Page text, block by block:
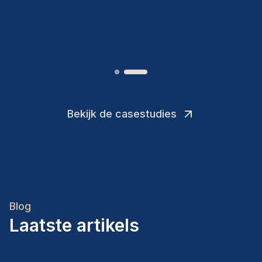
Bekijk de casestudies
Blog
Laatste artikels